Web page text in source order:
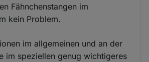
Fähnchenstangen im
kein Problem.
im allgemeinen und an der
im speziellen genug wichtigeres